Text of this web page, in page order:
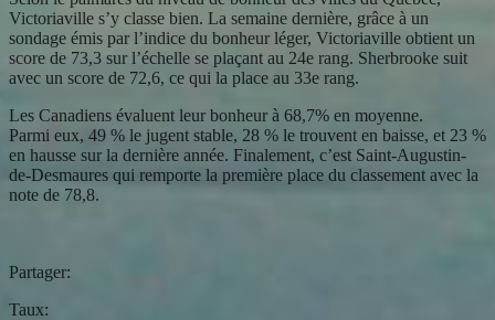
Victoriaville s’y classe bien. La semaine dernière, grâce à un
sondage émis par l’indice du bonheur léger, Victoriaville obtient un
score de 73,3 sur l’échelle se plaçant au 24e rang. Sherbrooke suit
avec un score de 72,6, ce qui la place au 33e rang.
Les Canadiens évaluent leur bonheur à 68,7% en moyenne.
Parmi eux, 49 % le jugent stable, 28 % le trouvent en baisse, et 23 %
en hausse sur la dernière année. Finalement, c’est Saint-Augustin-
de-Desmaures qui remporte la première place du classement avec la
note de 78,8.
Partager:
Taux: